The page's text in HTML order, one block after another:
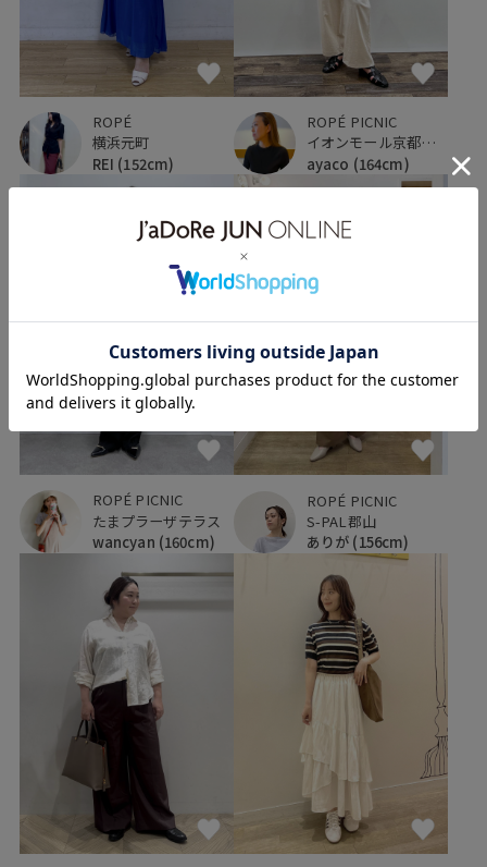
ROPÉ
横浜元町
REI (152cm)
ROPÉ PICNIC
イオンモール京都桂川
ayaco (164cm)
ROPÉ PICNIC
たまプラーザテラス
wancyan (160cm)
ROPÉ PICNIC
S-PAL郡山
ありが (156cm)